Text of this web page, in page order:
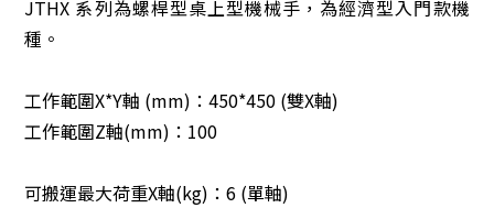
JTHX 系列為螺桿型桌上型機械手，為經濟型入門款機
種。
工作範圍X*Y軸 (mm)：450*450 (雙X軸)
工作範圍Z軸(mm)：100
可搬運最大荷重X軸(kg)：6 (單軸)